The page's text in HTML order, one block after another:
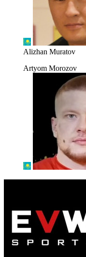
Alizhan Muratov
Artyom Morozov